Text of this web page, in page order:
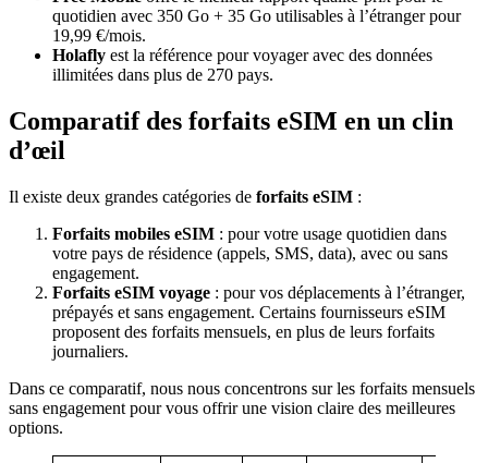
quotidien avec 350 Go + 35 Go utilisables à l’étranger pour
19,99 €/mois.
Holafly est la référence pour voyager avec des données
illimitées dans plus de 270 pays.
Comparatif des forfaits eSIM en un clin
d’œil
Il existe deux grandes catégories de forfaits eSIM :
Forfaits mobiles eSIM : pour votre usage quotidien dans
votre pays de résidence (appels, SMS, data), avec ou sans
engagement.
Forfaits eSIM voyage : pour vos déplacements à l’étranger,
prépayés et sans engagement. Certains fournisseurs eSIM
proposent des forfaits mensuels, en plus de leurs forfaits
journaliers.
Dans ce comparatif, nous nous concentrons sur les forfaits mensuels
sans engagement pour vous offrir une vision claire des meilleures
options.